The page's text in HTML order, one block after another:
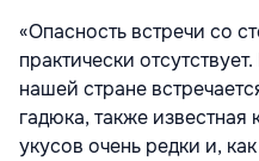
«Опасность встречи со
практически
нашей стране
гадюка, также известная
укусов очень редки и,